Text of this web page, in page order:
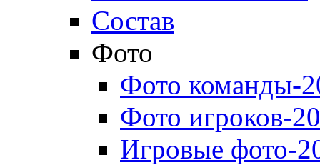
Состав
Фото
Фото команды-
Фото игроков-
Игровые фото-